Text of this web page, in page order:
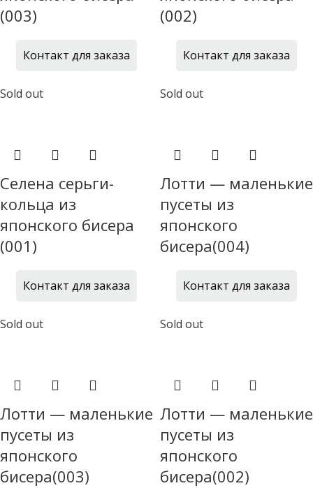
(003)
Контакт для заказа
(002)
Контакт для заказа
Sold out
Селена серьги-
кольца из
японского бисера
(001)
Контакт для заказа
Sold out
Лотти — маленькие
пусеты из
японского
бисера(004)
Контакт для заказа
Sold out
Лотти — маленькие
пусеты из
японского
бисера(003)
Sold out
Лотти — маленькие
пусеты из
японского
бисера(002)